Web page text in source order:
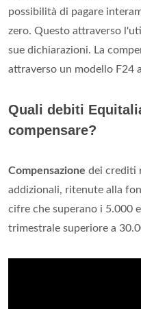
possibilità di pagare
zero. Questo attraverso
sue dichiarazioni. La
attraverso un modello F24
Quali debiti
compensare?
Compensazione dei crediti
addizionali, ritenute alla
cifre che superano i 5.000
trimestrale superiore a